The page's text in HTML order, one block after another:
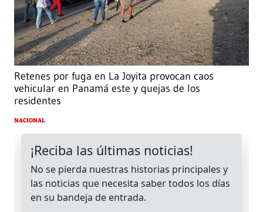
Retenes por fuga en La Joyita provocan caos
vehicular en Panamá este y quejas de los
residentes
NACIONAL